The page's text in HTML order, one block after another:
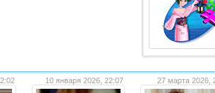
10 января 2026, 22:07 27 марта 2026,